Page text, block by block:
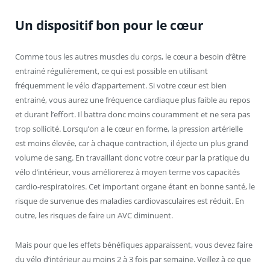
Un dispositif bon pour le cœur
Comme tous les autres muscles du corps, le cœur a besoin d’être
entrainé régulièrement, ce qui est possible en utilisant
fréquemment le vélo d’appartement. Si votre cœur est bien
entrainé, vous aurez une fréquence cardiaque plus faible au repos
et durant l’effort. Il battra donc moins couramment et ne sera pas
trop sollicité. Lorsqu’on a le cœur en forme, la pression artérielle
est moins élevée, car à chaque contraction, il éjecte un plus grand
volume de sang. En travaillant donc votre cœur par la pratique du
vélo d’intérieur, vous améliorerez à moyen terme vos capacités
cardio-respiratoires. Cet important organe étant en bonne santé, le
risque de survenue des maladies cardiovasculaires est réduit. En
outre, les risques de faire un AVC diminuent.
Mais pour que les effets bénéfiques apparaissent, vous devez faire
du vélo d’intérieur au moins 2 à 3 fois par semaine. Veillez à ce que